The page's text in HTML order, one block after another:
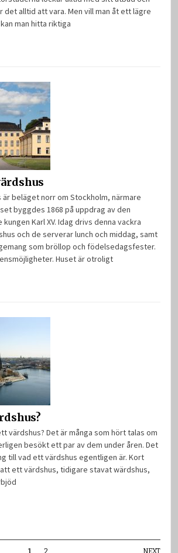
det alltid att vara. Men vill man åt ett lägre
man hitta riktiga
är beläget norr om Stockholm, närmare
byggdes 1868 på uppdrag av den
Karl XV. Idag drivs denna vackra
och de serverar lunch och middag, samt
som bröllop och födelsedagsfester.
Huset är otroligt
värdshus? Det är många som hört talas om
besökt ett par av dem under åren. Det
till vad ett värdshus egentligen är. Kort
ett värdshus, tidigare stavat wärdshus,
1 2 NEXT